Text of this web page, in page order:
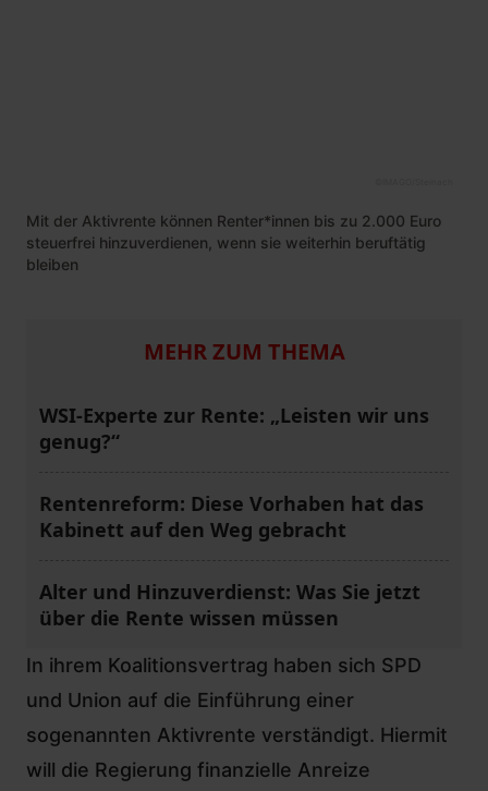
Mit der Aktivrente können Renter*innen bis zu 2.000 Euro
steuerfrei hinzuverdienen, wenn sie weiterhin beruftätig
bleiben
MEHR ZUM THEMA
WSI-Experte zur Rente: „Leisten wir uns
genug?“
Rentenreform: Diese Vorhaben hat das
Kabinett auf den Weg gebracht
Alter und Hinzuverdienst: Was Sie jetzt
über die Rente wissen müssen
In ihrem Koalitionsvertrag haben sich SPD
und Union auf die Einführung einer
sogenannten Aktivrente verständigt. Hiermit
will die Regierung finanzielle Anreize